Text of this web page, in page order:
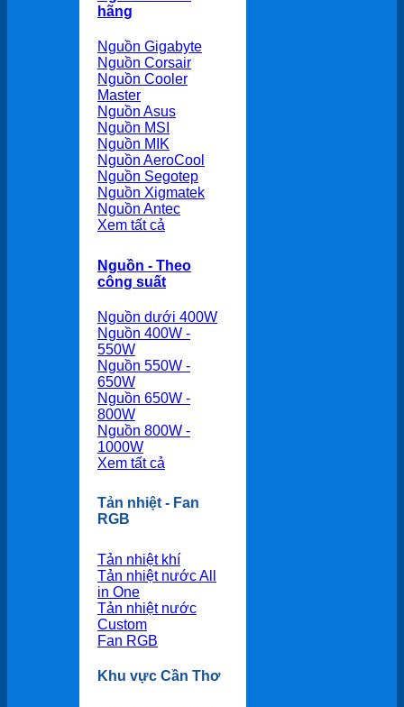
hãng
Nguồn Gigabyte
Nguồn Corsair
Nguồn Cooler
Master
Nguồn Asus
Nguồn MSI
Nguồn MIK
Nguồn AeroCool
Nguồn Segotep
Nguồn Xigmatek
Nguồn Antec
Xem tất cả
Nguồn - Theo
công suất
Nguồn dưới 400W
Nguồn 400W -
550W
Nguồn 550W -
650W
Nguồn 650W -
800W
Nguồn 800W -
1000W
Xem tất cả
Tản nhiệt - Fan
RGB
Tản nhiệt khí
Tản nhiệt nước All
in One
Tản nhiệt nước
Custom
Fan RGB
Khu vực Cần Thơ